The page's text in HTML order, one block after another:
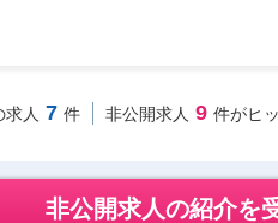
求人 7 件 非公開求人 9 件がヒ
非公開求人の紹介を